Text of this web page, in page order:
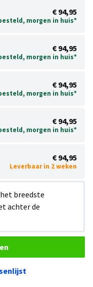
€ 94,95
morgen in huis*
€ 94,95
morgen in huis*
€ 94,95
morgen in huis*
€ 94,95
morgen in huis*
€ 94,95
Leverbaar in 2 weken
breedste
achter de